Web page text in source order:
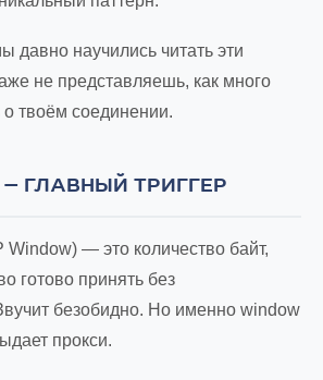
давно научились читать эти
не представляешь, как много
о твоём соединении.
— ГЛАВНЫЙ ТРИГГЕР
Window) — это количество байт,
готово принять без
безобидно. Но именно window
прокси.